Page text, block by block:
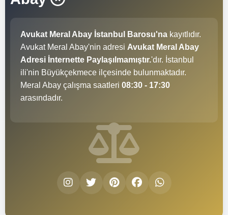
Avukat Meral Abay İstanbul Barosu'na kayıtlıdır.
Avukat Meral Abay'nin adresi Avukat Meral Abay
Adresi İnternette Paylaşılmamıştır.'dır. İstanbul
ili'nin Büyükçekmece ilçesinde bulunmaktadır.
Meral Abay çalışma saatleri 08:30 - 17:30
arasındadır.